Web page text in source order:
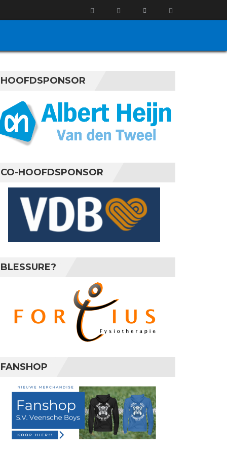
HOOFDSPONSOR
CO-HOOFDSPONSOR
BLESSURE?
FANSHOP